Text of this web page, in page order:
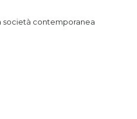
società contemporanea